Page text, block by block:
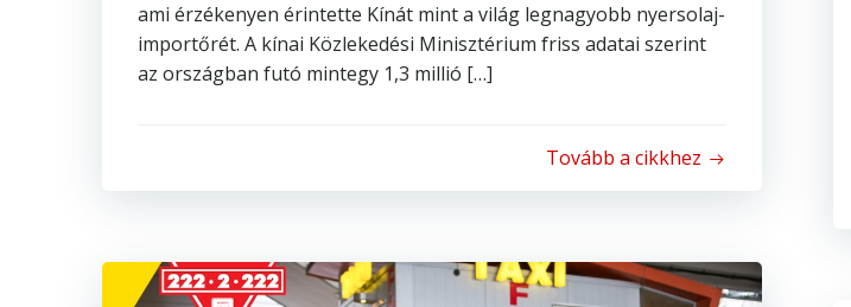
ami érzékenyen érintette Kínát mint a világ legnagyobb nyersolaj-
importőrét. A kínai Közlekedési Minisztérium friss adatai szerint
az országban futó mintegy 1,3 millió […]
Tovább a cikkhez